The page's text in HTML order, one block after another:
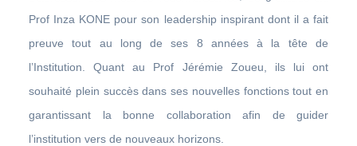
Prof Inza KONE pour son leadership inspirant dont il a fait
preuve tout au long de ses 8 années à la tête de
l’Institution. Quant au Prof Jérémie Zoueu, ils lui ont
souhaité plein succès dans ses nouvelles fonctions tout en
garantissant la bonne collaboration afin de guider
l’institution vers de nouveaux horizons.